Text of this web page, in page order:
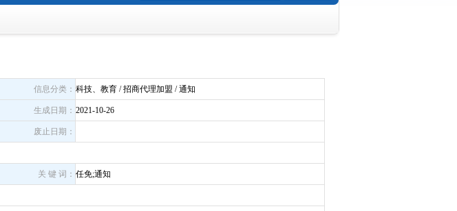
信息分类： 科技、教育 / 招商代理加盟 / 通知
生成日期： 2021-10-26
废止日期：
关 键 词： 任免;通知